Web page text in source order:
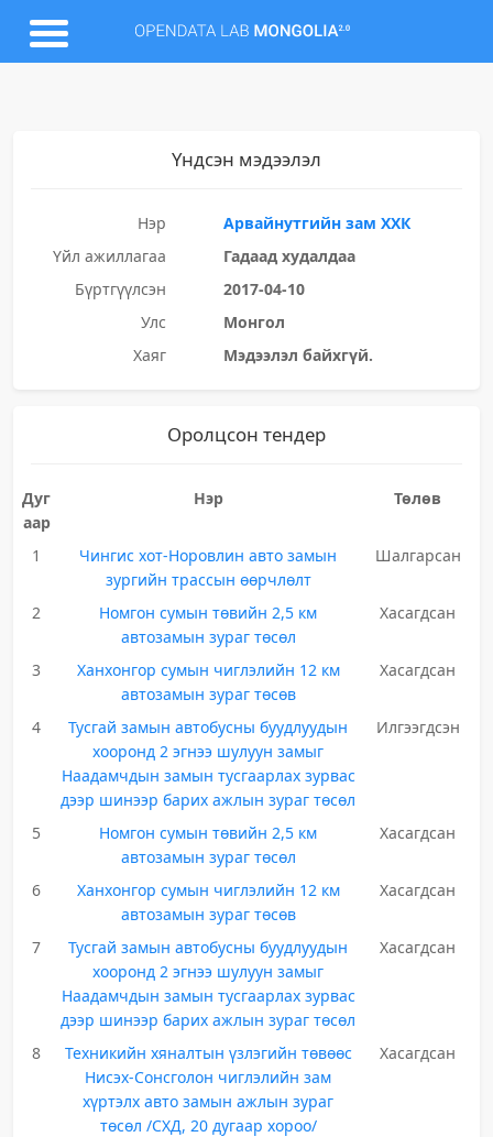
Үндсэн мэдээлэл
Нэр
Арвайнутгийн зам ХХК
Үйл ажиллагаа
Гадаад худалдаа
Бүртгүүлсэн
2017-04-10
Улс
Монгол
Хаяг
Мэдээлэл байхгүй.
Оролцсон тендер
Дуг
аар
Нэр Төлөв
1
Чингис хот-Норовлин авто замын
зургийн трассын өөрчлөлт
Шалгарсан
2
Номгон сумын төвийн 2,5 км
автозамын зураг төсөл
Хасагдсан
3
Ханхонгор сумын чиглэлийн 12 км
автозамын зураг төсөв
Хасагдсан
4
Тусгай замын автобусны буудлуудын
хооронд 2 эгнээ шулуун замыг
Наадамчдын замын тусгаарлах зурвас
дээр шинээр барих ажлын зураг төсөл
Илгээгдсэн
5
Номгон сумын төвийн 2,5 км
автозамын зураг төсөл
Хасагдсан
6
Ханхонгор сумын чиглэлийн 12 км
автозамын зураг төсөв
Хасагдсан
7
Тусгай замын автобусны буудлуудын
хооронд 2 эгнээ шулуун замыг
Наадамчдын замын тусгаарлах зурвас
дээр шинээр барих ажлын зураг төсөл
Хасагдсан
8
Техникийн хяналтын үзлэгийн төвөөс
Нисэх-Сонсголон чиглэлийн зам
хүртэлх авто замын ажлын зураг
төсөл /СХД, 20 дугаар хороо/
Хасагдсан